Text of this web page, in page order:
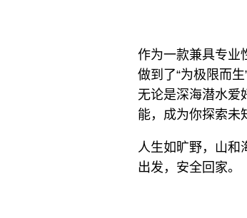
作为一款兼具专业
做到了“为极限而
无论是深海潜水爱
能，成为你探索未
人生如旷野，山和
出发，安全回家。